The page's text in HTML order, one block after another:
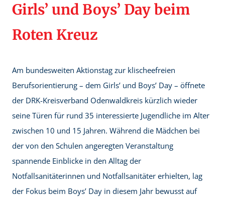
Girls’ und Boys’ Day beim
Roten Kreuz
Am bundesweiten Aktionstag zur klischeefreien
Berufsorientierung – dem Girls’ und Boys’ Day – öffnete
der DRK-Kreisverband Odenwaldkreis kürzlich wieder
seine Türen für rund 35 interessierte Jugendliche im Alter
zwischen 10 und 15 Jahren. Während die Mädchen bei
der von den Schulen angeregten Veranstaltung
spannende Einblicke in den Alltag der
Notfallsanitäterinnen und Notfallsanitäter erhielten, lag
der Fokus beim Boys’ Day in diesem Jahr bewusst auf